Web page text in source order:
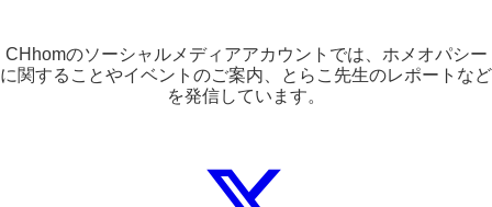
CHhomのソーシャルメディアアカウントでは、ホメオパシー
に関することやイベントのご案内、とらこ先生のレポートなど
を発信しています。